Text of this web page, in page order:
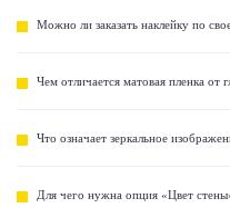
Можно ли заказать наклейку по
Чем отличается матовая пленка от
Что означает зеркальное
Для чего нужна опция «Цвет